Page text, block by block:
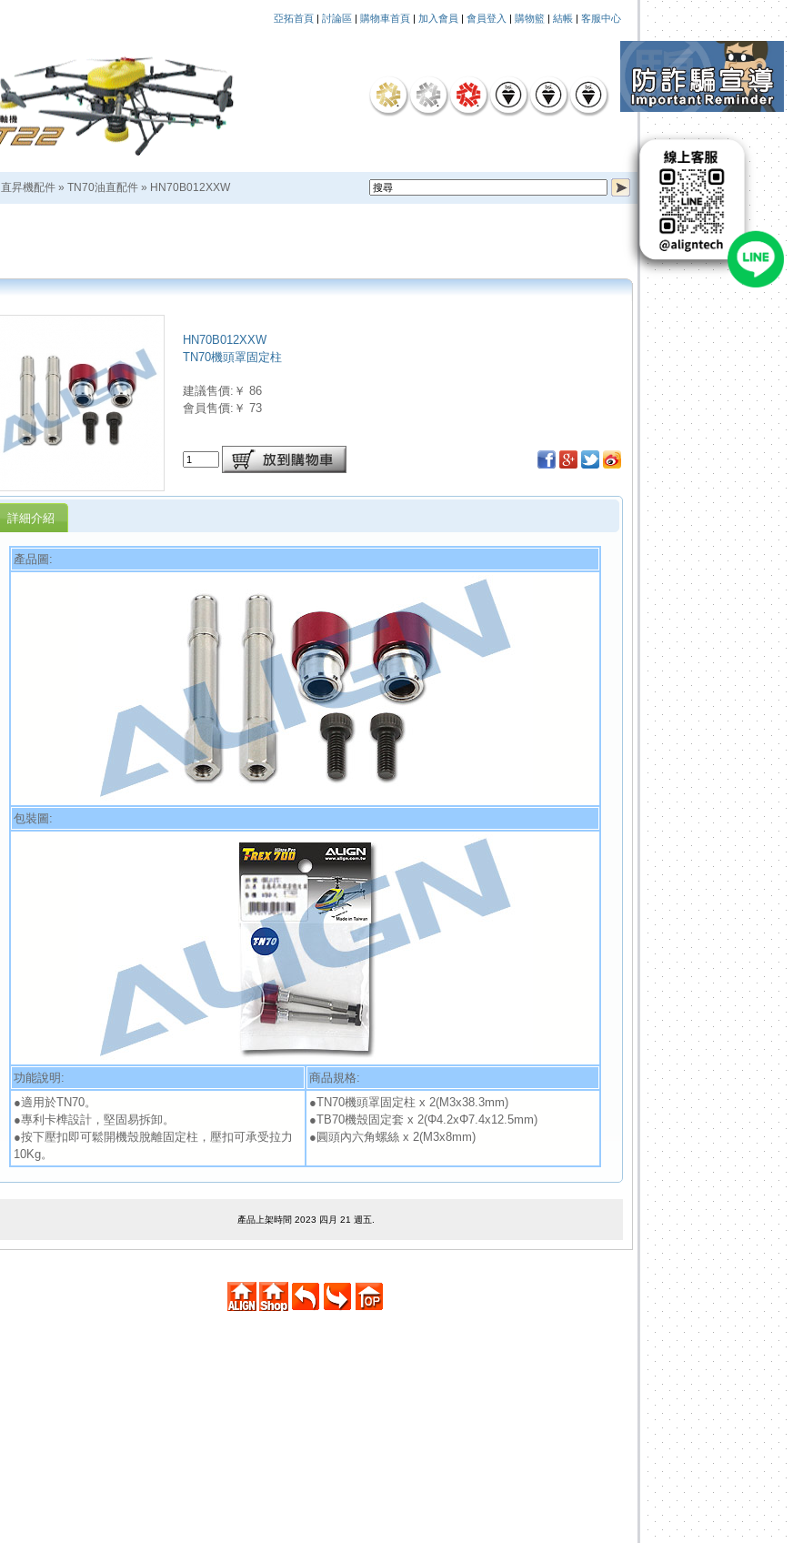
亞拓首頁 | 討論區 | 購物車首頁 | 加入會員 | 會員登入 | 購物籃 | 結帳 | 客服中心
直昇機配件 » TN70油直配件 » HN70B012XXW
HN70B012XXW
TN70機頭罩固定柱
建議售價:￥ 86
會員售價:￥ 73
詳細介紹
產品圖:
包裝圖:
功能說明:
商品規格:
●適用於TN70。
●專利卡榫設計，堅固易拆卸。
●按下壓扣即可鬆開機殼脫離固定柱，壓扣可承受拉力
10Kg。
●TN70機頭罩固定柱 x 2(M3x38.3mm)
●TB70機殼固定套 x 2(Φ4.2xΦ7.4x12.5mm)
●圓頭內六角螺絲 x 2(M3x8mm)
產品上架時間 2023 四月 21 週五.